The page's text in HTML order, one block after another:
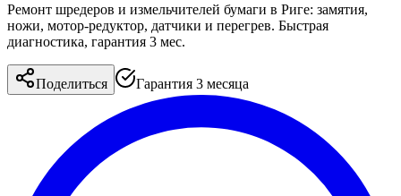
Ремонт шредеров и измельчителей бумаги в Риге: замятия,
ножи, мотор-редуктор, датчики и перегрев. Быстрая
диагностика, гарантия 3 мес.
Поделиться Гарантия 3 месяца